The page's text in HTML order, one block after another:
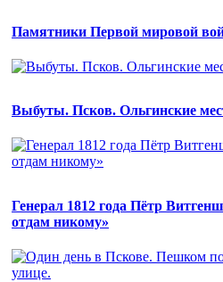
Памятники Первой мировой
Выбуты. Псков. Ольгинские
Генерал 1812 года Пётр
отдам никому»